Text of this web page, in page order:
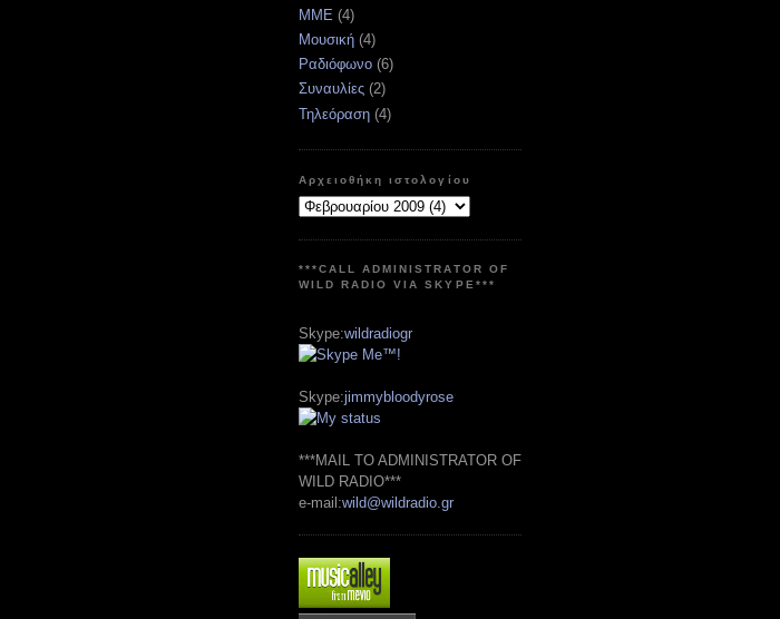
ΜΜΕ (4)
Μουσική (4)
Ραδιόφωνο (6)
Συναυλίες (2)
Τηλεόραση (4)
Αρχειοθήκη ιστολογίου
***CALL ADMINISTRATOR OF
WILD RADIO VIA SKYPE***
Skype:wildradiogr
Skype:jimmybloodyrose
***MAIL TO ADMINISTRATOR OF
WILD RADIO***
e-mail:wild@wildradio.gr